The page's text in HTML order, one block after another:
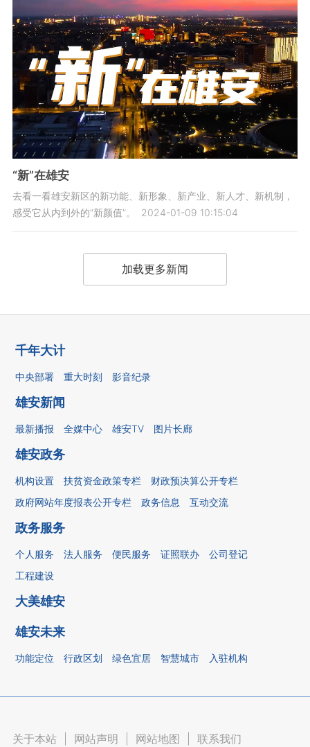
“新”在雄安
去看一看雄安新区的新功能、新形象、新产业、新人才、新机制，
感受它从内到外的“新颜值”。
2024-01-09 10:15:04
加载更多新闻
千年大计
中央部署 重大时刻 影音纪录
雄安新闻
最新播报 全媒中心 雄安TV 图片长廊
雄安政务
机构设置 扶贫资金政策专栏
财政预决算公开专栏
政府网站年度报表公开专栏
政务信息 互动交流
政务服务
个人服务 法人服务 便民服务 证照联办
公司登记
工程建设
大美雄安
雄安未来
功能定位 行政区划 绿色宜居 智慧城市 入驻机构
关于本站 网站声明 网站地图 联系我们